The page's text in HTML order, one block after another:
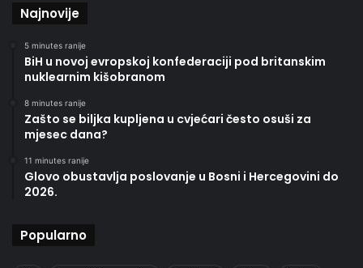
Najnovije
5 minutes ranije
BiH u novoj evropskoj konfederaciji pod britanskim
nuklearnim kišobranom
8 minutes ranije
Zašto se biljka kupljena u cvjećari često osuši za
mjesec dana?
11 minutes ranije
Glovo obustavlja poslovanje u Bosni i Hercegovini do
2026.
Popularno